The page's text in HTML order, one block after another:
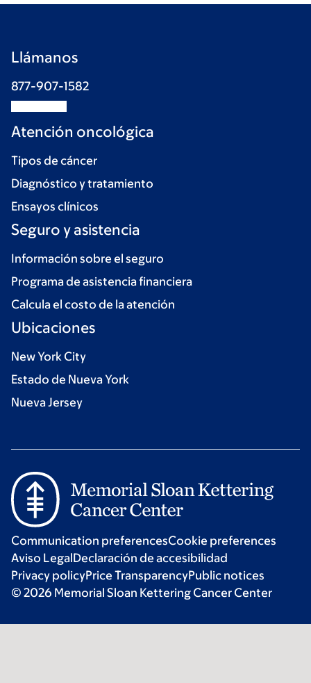
Llámanos
877-907-1582
Atención oncológica
Tipos de cáncer
Diagnóstico y tratamiento
Ensayos clínicos
Seguro y asistencia
Información sobre el seguro
Programa de asistencia financiera
Calcula el costo de la atención
Ubicaciones
New York City
Estado de Nueva York
Nueva Jersey
Communication preferencesCookie preferences
Aviso LegalDeclaración de accesibilidad
Privacy policyPrice TransparencyPublic notices
© 2026 Memorial Sloan Kettering Cancer Center